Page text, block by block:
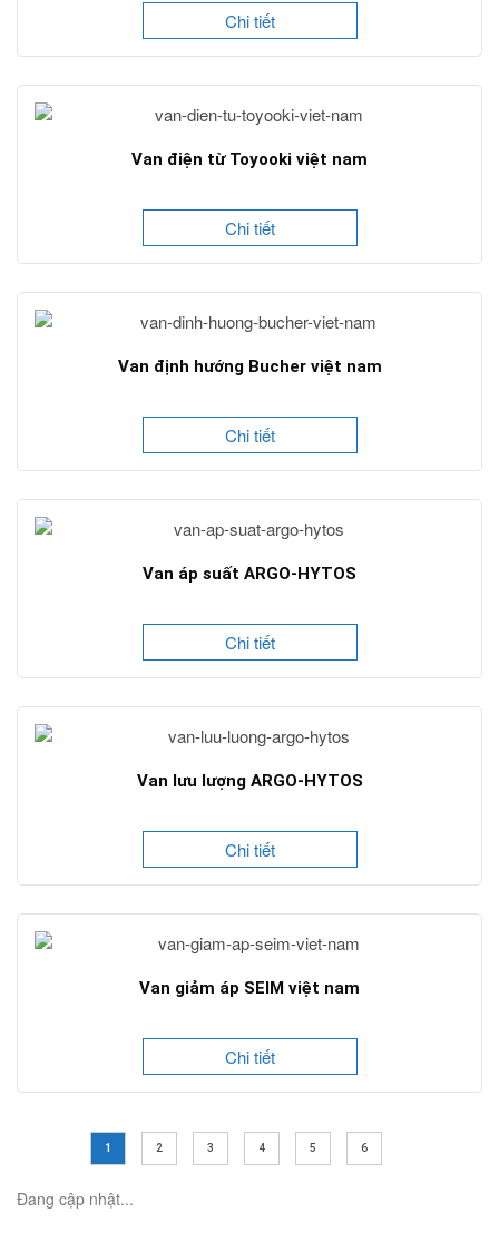
Chi tiết
Van điện từ Toyooki việt nam
Chi tiết
Van định hướng Bucher việt nam
Chi tiết
Van áp suất ARGO-HYTOS
Chi tiết
Van lưu lượng ARGO-HYTOS
Chi tiết
Van giảm áp SEIM việt nam
Chi tiết
1 2 3 4 5 6
Đang cập nhật...